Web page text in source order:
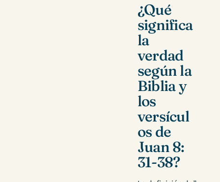
¿Qué
significa
la
verdad
según la
Biblia y
los
versícul
os de
Juan 8:
31-38?